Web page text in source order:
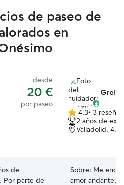
de paseo de
en
desde
20 €
por paseo
de
Por parte de
4.3
de
5
4.3• 3 reseñas
2 años de
Valladolid,
Sobre: Me
amor andante,